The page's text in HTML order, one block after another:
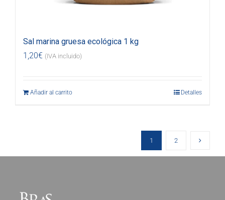
Sal marina gruesa ecológica 1 kg
1,20€ (IVA incluido)
Añadir al carrito Detalles
1 2